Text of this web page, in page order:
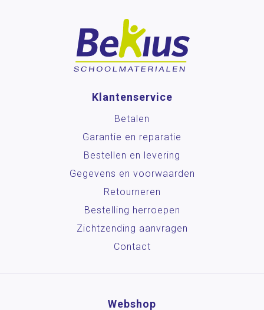
Klantenservice
Betalen
Garantie en reparatie
Bestellen en levering
Gegevens en voorwaarden
Retourneren
Bestelling herroepen
Zichtzending aanvragen
Contact
Webshop